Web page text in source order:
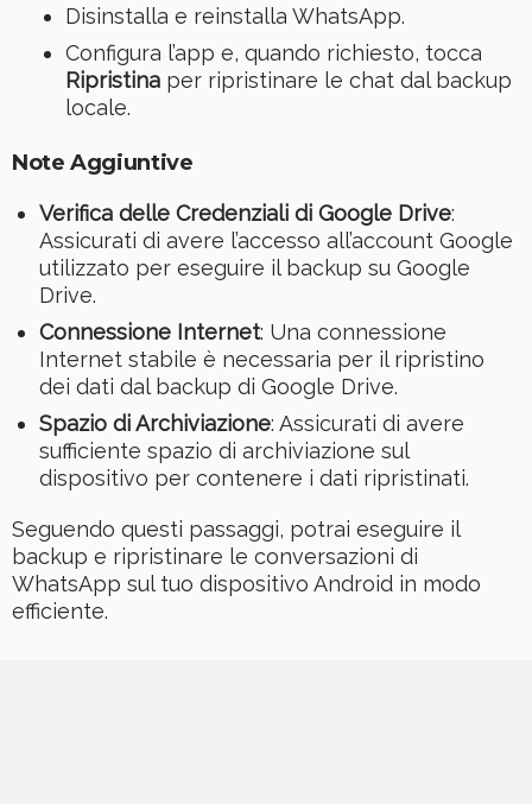
Disinstalla e reinstalla WhatsApp.
Configura l’app e, quando richiesto, tocca
Ripristina per ripristinare le chat dal backup
locale.
Note Aggiuntive
Verifica delle Credenziali di Google Drive:
Assicurati di avere l’accesso all’account Google
utilizzato per eseguire il backup su Google
Drive.
Connessione Internet: Una connessione
Internet stabile è necessaria per il ripristino
dei dati dal backup di Google Drive.
Spazio di Archiviazione: Assicurati di avere
sufficiente spazio di archiviazione sul
dispositivo per contenere i dati ripristinati.
Seguendo questi passaggi, potrai eseguire il
backup e ripristinare le conversazioni di
WhatsApp sul tuo dispositivo Android in modo
efficiente.